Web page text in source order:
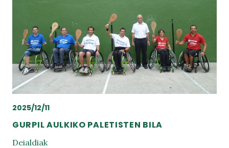
2025/12/11
GURPIL AULKIKO PALETISTEN BILA
Deialdiak